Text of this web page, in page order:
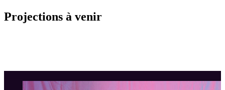
Projections à venir